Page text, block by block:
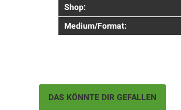
Shop:
Medium/Format:
DAS KÖNNTE DIR GEFALLEN